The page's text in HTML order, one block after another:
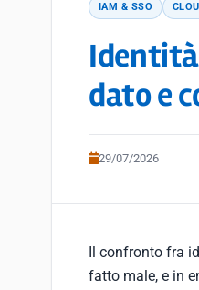
IAM & SSO
dato e
29/07/2026
Il confronto fra
fatto male, e in